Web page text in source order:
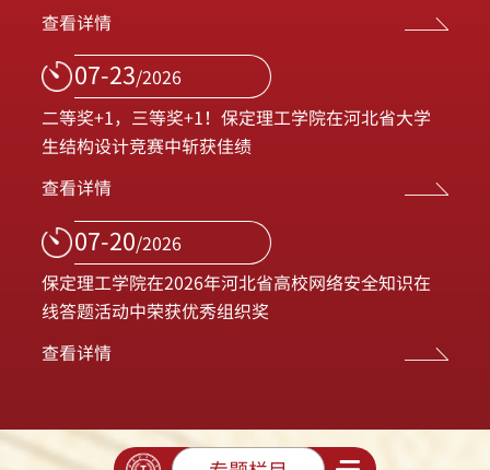
查看详情
07-23/2026
二等奖+1，三等奖+1！保定理工学院在河北省大学
生结构设计竞赛中斩获佳绩
查看详情
07-20/2026
保定理工学院在2026年河北省高校网络安全知识在
线答题活动中荣获优秀组织奖
查看详情